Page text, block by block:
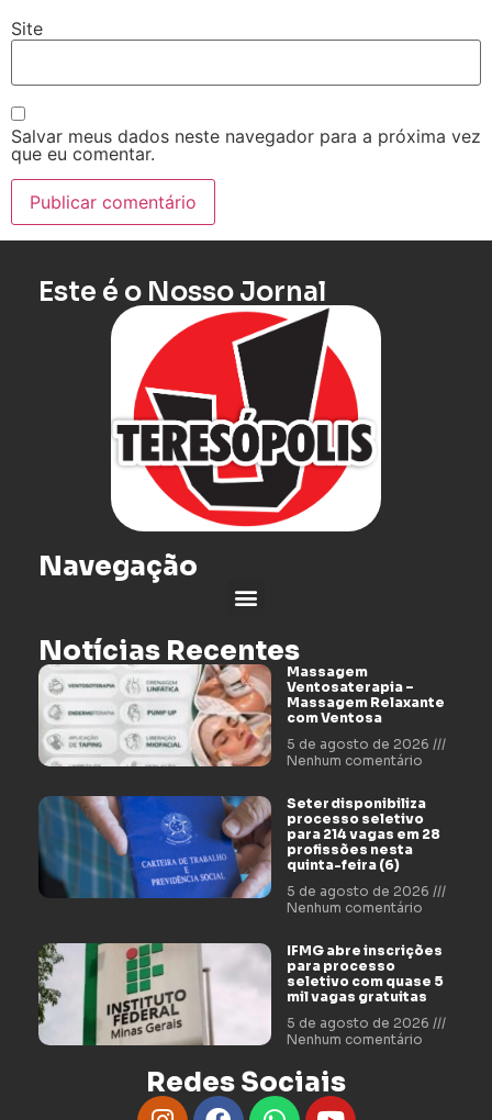
Site
Salvar meus dados neste navegador para a próxima vez
que eu comentar.
Este é o Nosso Jornal
Navegação
Notícias Recentes
Massagem
Ventosaterapia –
Massagem Relaxante
com Ventosa
5 de agosto de 2026
Nenhum comentário
Seter disponibiliza
processo seletivo
para 214 vagas em 28
profissões nesta
quinta-feira (6)
5 de agosto de 2026
Nenhum comentário
IFMG abre inscrições
para processo
seletivo com quase 5
mil vagas gratuitas
5 de agosto de 2026
Nenhum comentário
Redes Sociais